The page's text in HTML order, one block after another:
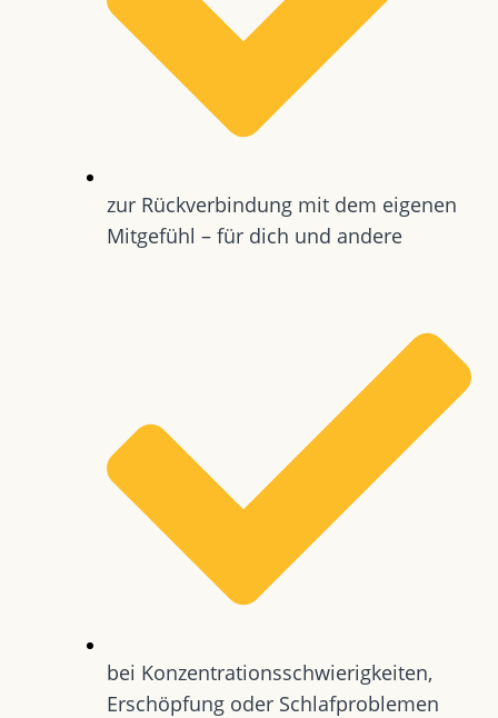
zur Rückverbindung mit dem eigenen
Mitgefühl – für dich und andere
bei Konzentrationsschwierigkeiten,
Erschöpfung oder Schlafproblemen